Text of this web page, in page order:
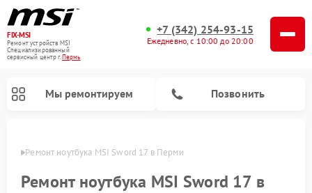
FIX-MSI
Ремонт устройств MSI
Специализированный
cервисный центр г.Пермь
+7 (342) 254-93-15
Ежедневно, с 10:00 до 20:00
Мы ремонтируем Позвонить
Ремонт ноутбука MSI Sword 17 в Перми
Ремонт ноутбука MSI Sword 17 в